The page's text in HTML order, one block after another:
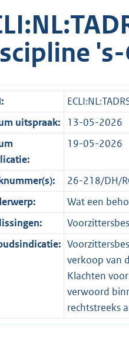
uitspraak:
13-05-2026
19-05-2026
26-218/DH/
Wat een
verkoop van
Klachten
verwoord
rechtstreeks